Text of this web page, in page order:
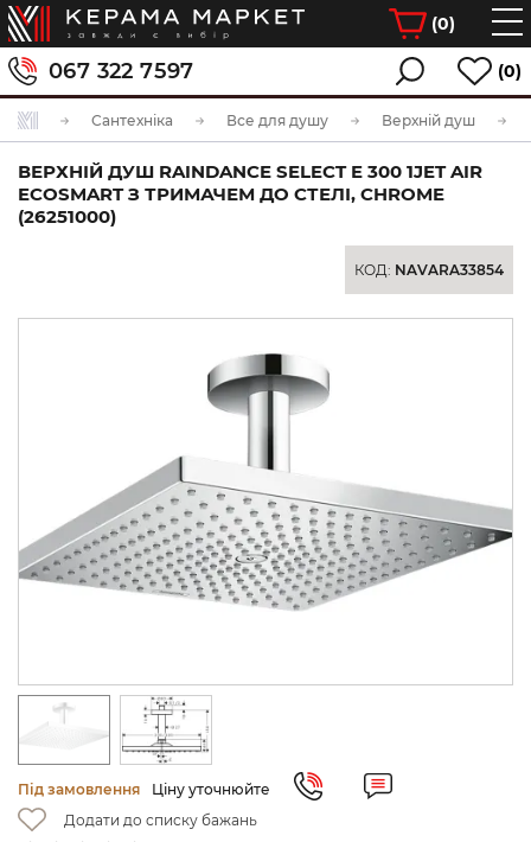
(0)
067 322 7597 (0)
Сантехніка Все для душу Верхній душ
ВЕРХНІЙ ДУШ RAINDANCE SELECT E 300 1JET AIR
ECOSMART З ТРИМАЧЕМ ДО СТЕЛІ, CHROME
(26251000)
КОД: NAVARA33854
Під замовлення
Ціну уточнюйте
Додати до списку бажань